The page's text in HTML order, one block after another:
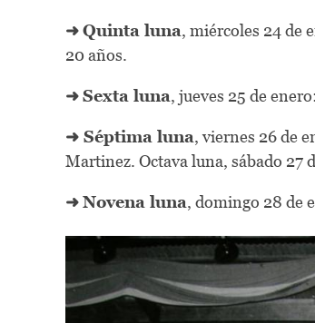
➜Quinta luna, miércoles 24 de
20 años.
➜Sexta luna, jueves 25 de
➜ Séptima luna, viernes 26 de
Martinez. Octava luna, sábado 27
➜Novena luna, domingo 28 de